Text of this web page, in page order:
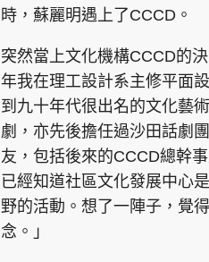
時，蘇麗明遇上了CCCD。
突然當上文化機構CCCD的
年我在理工設計系主修平面
到九十年代很出名的文化藝
劇，亦先後擔任過沙田話劇
友，包括後來的CCCD總幹
已經知道社區文化發展中心
野的活動。想了一陣子，覺
念。」